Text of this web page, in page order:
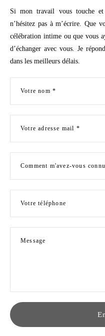
Si mon travail vous touche et
n’hésitez pas à m’écrire. Que
célébration intime ou que vous
d’échanger avec vous. Je
dans les meilleurs délais.
Votre nom *
Votre adresse mail *
Comment m'avez-vous
Votre téléphone
Message